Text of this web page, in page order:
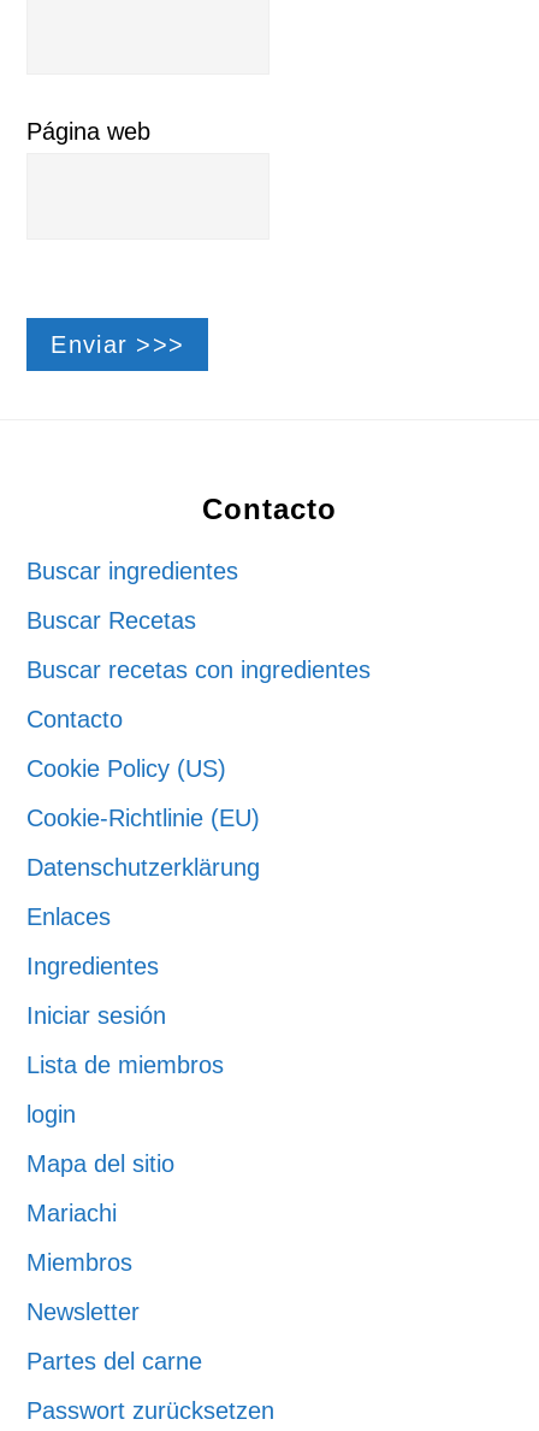
Página web
Contacto
Buscar ingredientes
Buscar Recetas
Buscar recetas con ingredientes
Contacto
Cookie Policy (US)
Cookie-Richtlinie (EU)
Datenschutzerklärung
Enlaces
Ingredientes
Iniciar sesión
Lista de miembros
login
Mapa del sitio
Mariachi
Miembros
Newsletter
Partes del carne
Passwort zurücksetzen